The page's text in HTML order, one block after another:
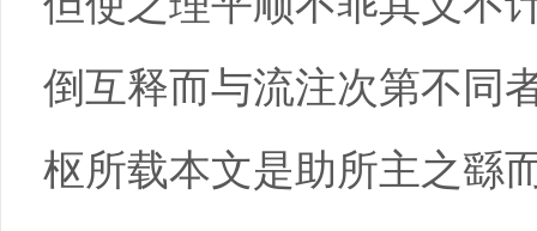
倒互释而与流注次第不同
枢所载本文是助所主之繇